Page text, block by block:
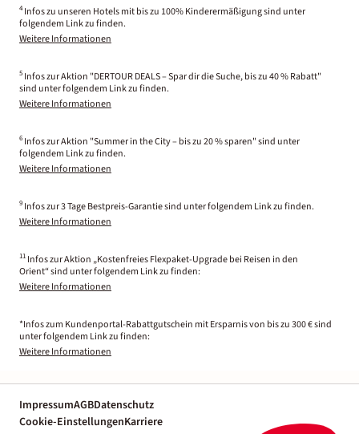
4 Infos zu unseren Hotels mit bis zu 100% Kinderermäßigung sind unter
folgendem Link zu finden.
Weitere Informationen
5 Infos zur Aktion "DERTOUR DEALS – Spar dir die Suche, bis zu 40 % Rabatt"
sind unter folgendem Link zu finden.
Weitere Informationen
6 Infos zur Aktion "Summer in the City – bis zu 20 % sparen" sind unter
folgendem Link zu finden.
Weitere Informationen
9 Infos zur 3 Tage Bestpreis-Garantie sind unter folgendem Link zu finden.
Weitere Informationen
11 Infos zur Aktion „Kostenfreies Flexpaket-Upgrade bei Reisen in den
Orient“ sind unter folgendem Link zu finden:
Weitere Informationen
*Infos zum Kundenportal-Rabattgutschein mit Ersparnis von bis zu 300 € sind
unter folgendem Link zu finden:
Weitere Informationen
ImpressumAGBDatenschutz
Cookie-EinstellungenKarriere